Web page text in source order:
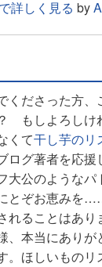
詳しく見る by
くださった方、
もしよろしけ
くて干し芋のリ
グ著者を応援
大公のようなパ
とぞお恵みを
れることはあり
、本当にありが
。ほしいものリ